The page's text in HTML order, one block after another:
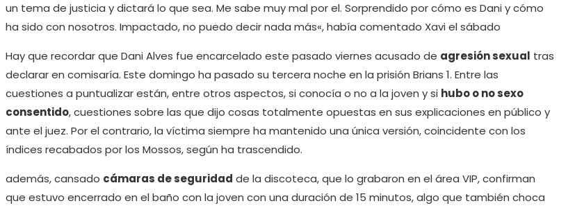
un tema de justicia y dictará lo que sea. Me sabe muy mal por el. Sorprendido por cómo es Dani y cómo
ha sido con nosotros. Impactado, no puedo decir nada más«, había comentado Xavi el sábado
Hay que recordar que Dani Alves fue encarcelado este pasado viernes acusado de agresión sexual tras
declarar en comisaría. Este domingo ha pasado su tercera noche en la prisión Brians 1. Entre las
cuestiones a puntualizar están, entre otros aspectos, si conocía o no a la joven y si hubo o no sexo
consentido, cuestiones sobre las que dijo cosas totalmente opuestas en sus explicaciones en público y
ante el juez. Por el contrario, la víctima siempre ha mantenido una única versión, coincidente con los
índices recabados por los Mossos, según ha trascendido.
además, cansado cámaras de seguridad de la discoteca, que lo grabaron en el área VIP, confirman
que estuvo encerrado en el baño con la joven con una duración de 15 minutos, algo que también choca